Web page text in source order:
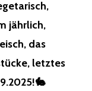
jährlich,
das
letztes